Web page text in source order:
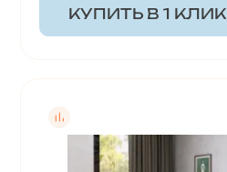
КУПИТЬ В 1 КЛИК